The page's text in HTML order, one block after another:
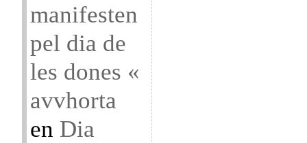
manifesten
pel dia de
les dones «
avvhorta
en Dia